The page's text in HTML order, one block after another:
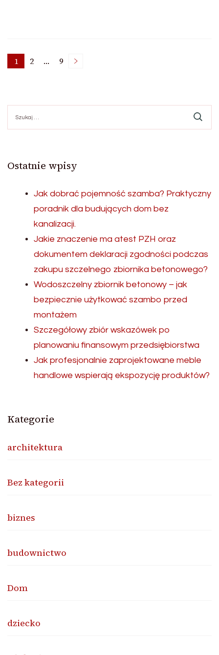
Stronicowanie
wpisów
Strona
1 Strona
2 … Strona
9
Ostatnie wpisy
Jak dobrać pojemność szamba? Praktyczny
poradnik dla budujących dom bez
kanalizacji.
Jakie znaczenie ma atest PZH oraz
dokumentem deklaracji zgodności podczas
zakupu szczelnego zbiornika betonowego?
Wodoszczelny zbiornik betonowy – jak
bezpiecznie użytkować szambo przed
montażem
Szczegółowy zbiór wskazówek po
planowaniu finansowym przedsiębiorstwa
Jak profesjonalnie zaprojektowane meble
handlowe wspierają ekspozycję produktów?
Kategorie
architektura
Bez kategorii
biznes
budownictwo
Dom
dziecko